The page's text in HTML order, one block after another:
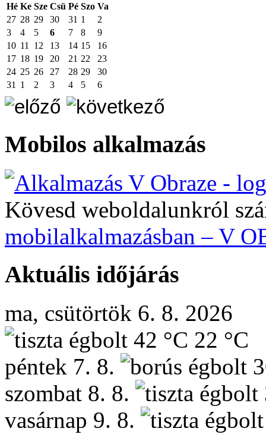
Hé Ke Sze Csü Pé Szo Va
27 28 29 30 31 1
2
3
4 5 6 7 8
9
10 11 12 13 14 15
16
17 18 19 20 21 22
23
24 25 26 27 28 29
30
31
1 2 3 4 5 6
Mobilos alkalmazás
Kövesd weboldalunkról
mobilalkalmazásban – V
Aktuális időjárás
ma, csütörtök 6. 8. 2026
42 °C 22 °C
péntek 7. 8.
szombat 8. 8.
vasárnap 9. 8.